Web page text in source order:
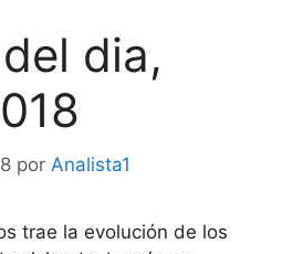
dia,
por Analista1
trae la evolución de los